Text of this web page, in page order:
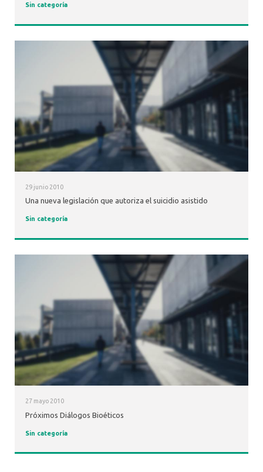
Sin categoría
29 junio 2010
Una nueva legislación que autoriza el suicidio asistido
Sin categoría
27 mayo 2010
Próximos Diálogos Bioéticos
Sin categoría